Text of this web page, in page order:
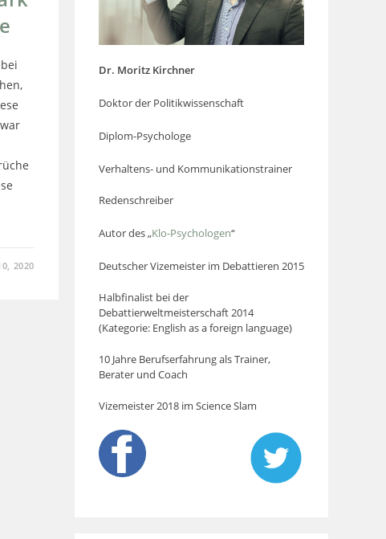
2020
Dr. Moritz Kirchner
Doktor der Politikwissenschaft
Diplom-Psychologe
Verhaltens- und Kommunikationstrainer
Redenschreiber
Autor des „Klo-Psychologen“
Deutscher Vizemeister im Debattieren 2015
Halbfinalist bei der
Debattierweltmeisterschaft 2014
(Kategorie: English as a foreign language)
10 Jahre Berufserfahrung als Trainer,
Berater und Coach
Vizemeister 2018 im Science Slam